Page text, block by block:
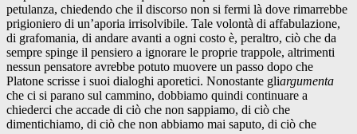
petulanza, chiedendo che il discorso non si fermi là dove rimarrebbe
prigioniero di un’aporia irrisolvibile. Tale volontà di affabulazione,
di grafomania, di andare avanti a ogni costo è, peraltro, ciò che da
sempre spinge il pensiero a ignorare le proprie trappole, altrimenti
nessun pensatore avrebbe potuto muovere un passo dopo che
Platone scrisse i suoi dialoghi aporetici. Nonostante gliargumenta
che ci si parano sul cammino, dobbiamo quindi continuare a
chiederci che accade di ciò che non sappiamo, di ciò che
dimentichiamo, di ciò che non abbiamo mai saputo, di ciò che